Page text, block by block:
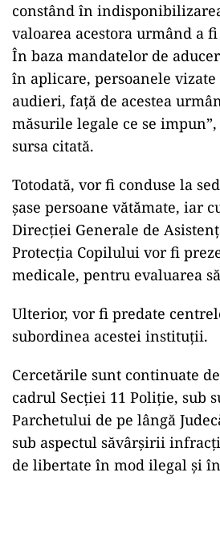
constând în
valoarea acestora urmând a
În baza mandatelor de
în aplicare, persoanele
audieri, faţă de acestea
măsurile legale ce se
sursa citată.
Totodată, vor fi conduse la
şase persoane vătămate, iar
Direcţiei Generale de
Protecţia Copilului vor fi
medicale, pentru evaluarea
Ulterior, vor fi predate
subordinea acestei instituţii.
Cercetările sunt continuate
cadrul Secţiei 11 Poliţie, sub
Parchetului de pe lângă
sub aspectul săvârşirii
de libertate în mod ilegal şi